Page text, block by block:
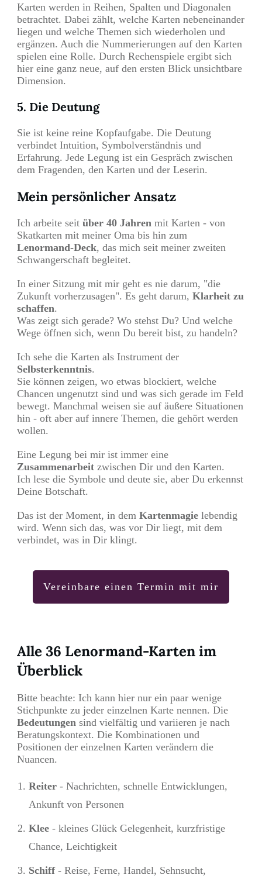
Karten werden in Reihen, Spalten und Diagonalen
betrachtet. Dabei zählt, welche Karten nebeneinander
liegen und welche Themen sich wiederholen und
ergänzen. Auch die Nummerierungen auf den Karten
spielen eine Rolle. Durch Rechenspiele ergibt sich
hier eine ganz neue, auf den ersten Blick unsichtbare
Dimension.
5. Die Deutung
Sie ist keine reine Kopfaufgabe. Die Deutung
verbindet Intuition, Symbolverständnis und
Erfahrung. Jede Legung ist ein Gespräch zwischen
dem Fragenden, den Karten und der Leserin.
Mein persönlicher Ansatz
Ich arbeite seit über 40 Jahren mit Karten - von
Skatkarten mit meiner Oma bis hin zum
Lenormand-Deck, das mich seit meiner zweiten
Schwangerschaft begleitet.
In einer Sitzung mit mir geht es nie darum, "die
Zukunft vorherzusagen". Es geht darum, Klarheit zu
schaffen.
Was zeigt sich gerade? Wo stehst Du? Und welche
Wege öffnen sich, wenn Du bereit bist, zu handeln?
Ich sehe die Karten als Instrument der
Selbsterkenntnis.
Sie können zeigen, wo etwas blockiert, welche
Chancen ungenutzt sind und was sich gerade im Feld
bewegt. Manchmal weisen sie auf äußere Situationen
hin - oft aber auf innere Themen, die gehört werden
wollen.
Eine Legung bei mir ist immer eine
Zusammenarbeit zwischen Dir und den Karten.
Ich lese die Symbole und deute sie, aber Du erkennst
Deine Botschaft.
Das ist der Moment, in dem Kartenmagie lebendig
wird. Wenn sich das, was vor Dir liegt, mit dem
verbindet, was in Dir klingt.
Vereinbare einen Termin mit mir
Alle 36 Lenormand-Karten im
Überblick
Bitte beachte: Ich kann hier nur ein paar wenige
Stichpunkte zu jeder einzelnen Karte nennen. Die
Bedeutungen sind vielfältig und variieren je nach
Beratungskontext. Die Kombinationen und
Positionen der einzelnen Karten verändern die
Nuancen.
Reiter - Nachrichten, schnelle Entwicklungen,
Ankunft von Personen
Klee - kleines Glück Gelegenheit, kurzfristige
Chance, Leichtigkeit
Schiff - Reise, Ferne, Handel, Sehnsucht,